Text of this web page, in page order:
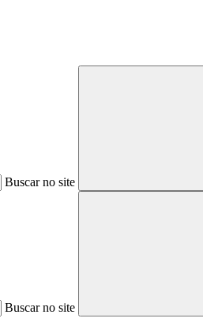
Buscar no site
Buscar no site